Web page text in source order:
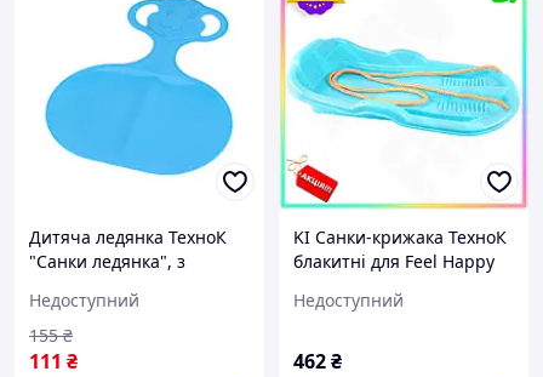
Дитяча ледянка ТехноК
"Санки ледянка", з
морозостійка, до 40 кг,
помаранчева
Недоступний
111 ₴
155 ₴
KI Санки-крижака ТехноК
блакитні для Feel Happy
пластикові з міцним
розваг FIR41_R
Недоступний
462₴